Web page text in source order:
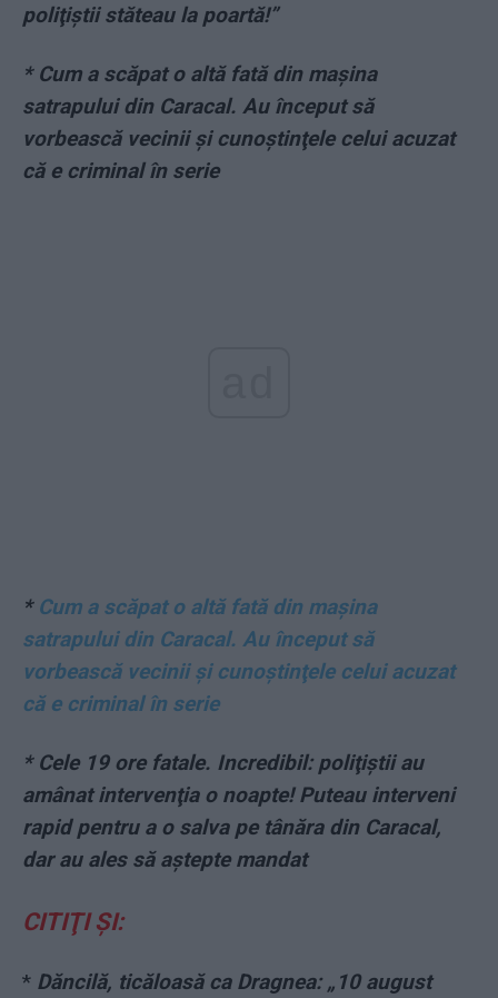
poliţiştii stăteau la poartă!”
* Cum a scăpat o altă fată din maşina
satrapului din Caracal. Au început să
vorbească vecinii şi cunoştinţele celui acuzat
că e criminal în serie
* Cum a scăpat o altă fată din maşina
satrapului din Caracal. Au început să
vorbească vecinii şi cunoştinţele celui acuzat
că e criminal în serie
* Cele 19 ore fatale. Incredibil: poliţiştii au
amânat intervenţia o noapte! Puteau interveni
rapid pentru a o salva pe tânăra din Caracal,
dar au ales să aştepte mandat
CITIŢI ŞI:
* Dăncilă, ticăloasă ca Dragnea: „10 august